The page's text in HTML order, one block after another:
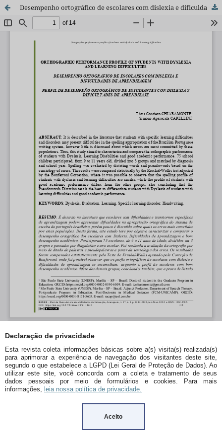
Declaração de privacidade
Esta revista coleta informações básicas sobre a(s) visita(s) realizada(s)
para aprimorar a experiência de navegação dos visitantes deste site,
segundo o que estabelece a LGPD (Lei Geral de Proteção de Dados). Ao
utilizar este site, você concorda com a coleta e tratamento de seus
dados pessoais por meio de formulários e cookies. Para mais
informações, leia nossa política de privacidade.
Aceito
Desempenho ortográfico de escolares com dislexia e dificuldades de aprendizagem